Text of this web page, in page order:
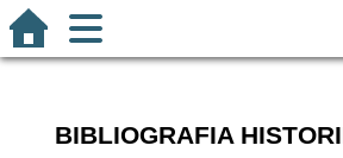
BIBLIOGRAFIA